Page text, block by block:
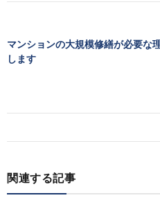
マンションの大規模修繕が必要な
します
関連する記事